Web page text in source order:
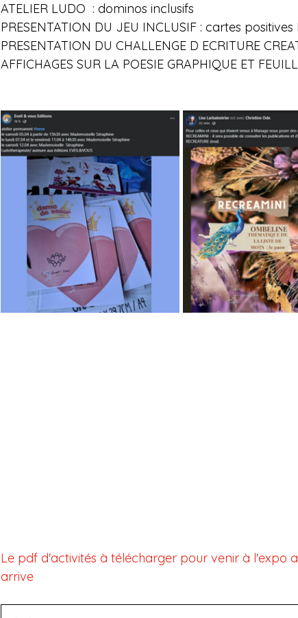
ATELIER LUDO  : dominos inclusifs
PRESENTATION DU JEU INCLUSIF : cartes positives
PRESENTATION DU CHALLENGE D ECRITURE
AFFICHAGES SUR LA POESIE GRAPHIQUE ET
Le pdf d'activités à télécharger pour venir à l'expo
arrive